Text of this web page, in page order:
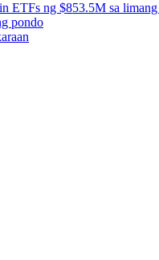
ETFs ng $853.5M sa
pondo